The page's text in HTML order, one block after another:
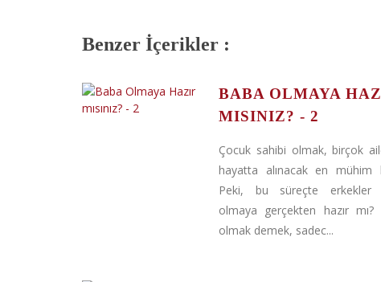
Benzer İçerikler :
BABA OLMAYA
MISINIZ? - 2
Çocuk sahibi olmak, birçok
hayatta alınacak en mühim
Peki, bu süreçte erkekler
olmaya gerçekten hazır mı?
olmak demek, sadec...